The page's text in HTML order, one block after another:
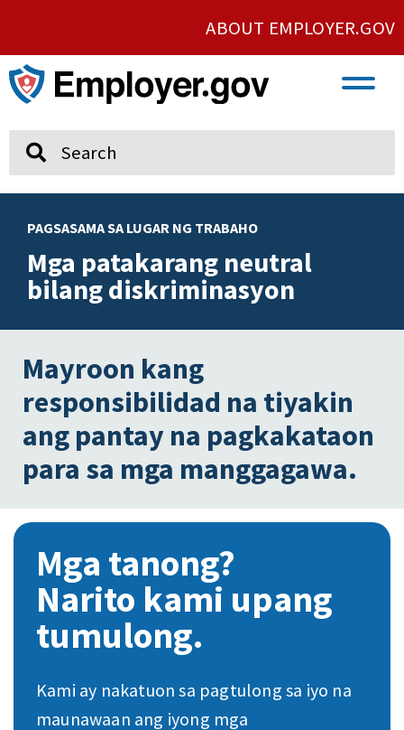
ABOUT EMPLOYER.GOV
PAGSASAMA SA LUGAR NG TRABAHO
Mga patakarang neutral
bilang diskriminasyon
Mayroon kang
responsibilidad na tiyakin
ang pantay na pagkakataon
para sa mga manggagawa.
Mga tanong?
Narito kami upang
tumulong.
Kami ay nakatuon sa pagtulong sa iyo na
maunawaan ang iyong mga